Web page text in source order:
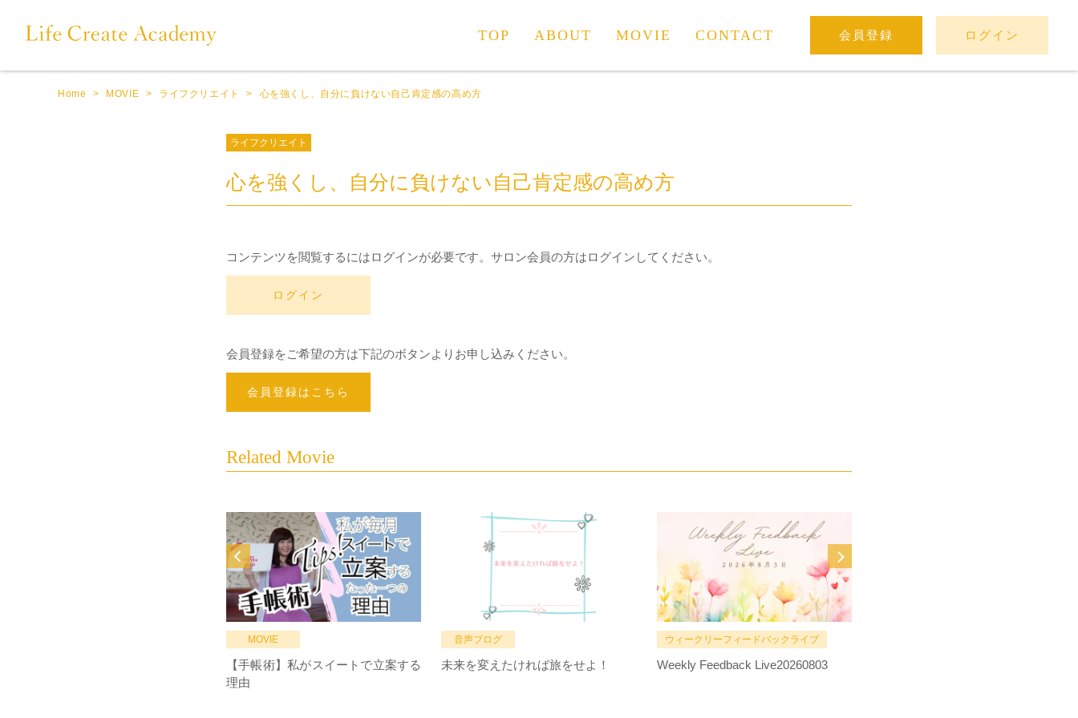
TOP ABOUT MOVIE CONTACT 会員登録 ログイン
Home > MOVIE > ライフクリエイト > 心を強くし、自分に負けない自己肯定感の高め方
ライフクリエイト
心を強くし、自分に負けない自己肯定感の高め方
コンテンツを閲覧するにはログインが必要です。サロン会員の方はログインしてください。
ログイン
会員登録をご希望の方は下記のボタンよりお申し込みください。
会員登録はこちら
Related Movie
MOVIE
【手帳術】私がスイートで立案する
理由
音声ブログ
未来を変えたければ旅をせよ！
ウィークリーフィードバックライブ
Weekly Feedback Live20260803